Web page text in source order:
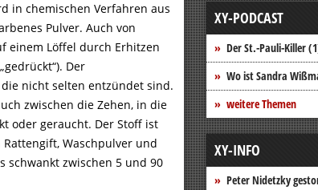
in chemischen Verfahren aus
Pulver. Auch von
einem Löffel durch Erhitzen
Der
nicht selten entzündet sind.
zwischen die Zehen, in die
oder geraucht. Der Stoff ist
Waschpulver und
schwankt zwischen 5 und 90
XY-PODCAST
Der St.-Pauli-Killer
Wo ist Sandra
weitere Themen
XY-INFO
Peter Nidetzky